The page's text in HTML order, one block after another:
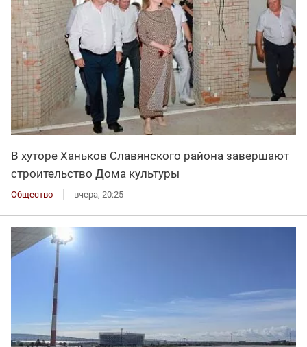
В хуторе Ханьков Славянского района завершают
строительство Дома культуры
Общество вчера, 20:25